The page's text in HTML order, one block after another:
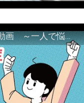
「ギャンブル等依存症対策啓発動画 ～一人で悩まず、家族で悩まず、まず！相談機関へ～」